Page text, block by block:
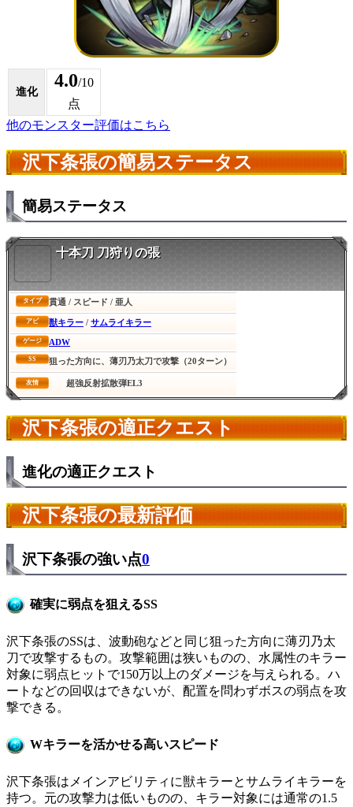
進化
4.0/10
点
他のモンスター評価はこちら
沢下条張の簡易ステータス
簡易ステータス
十本刀 刀狩りの張
タイプ 貫通 / スピード / 亜人
アビ 獣キラー / サムライキラー
ゲージ ADW
SS 狙った方向に、薄刃乃太刀で攻撃（20ターン）
友情 超強反射拡散弾EL3
沢下条張の適正クエスト
進化の適正クエスト
沢下条張の最新評価
沢下条張の強い点0
確実に弱点を狙えるSS
沢下条張のSSは、波動砲などと同じ狙った方向に薄刃乃太
刀で攻撃するもの。攻撃範囲は狭いものの、水属性のキラー
対象に弱点ヒットで150万以上のダメージを与えられる。ハ
ートなどの回収はできないが、配置を問わずボスの弱点を攻
撃できる。
Wキラーを活かせる高いスピード
沢下条張はメインアビリティに獣キラーとサムライキラーを
持つ。元の攻撃力は低いものの、キラー対象には通常の1.5